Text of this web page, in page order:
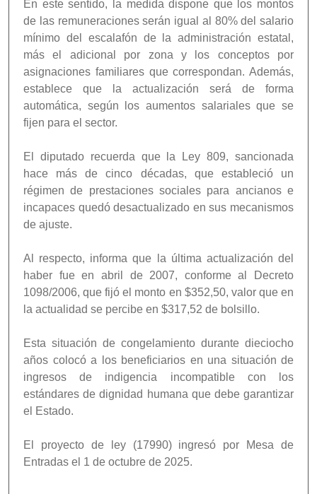
En este sentido, la medida dispone que los montos
de las remuneraciones serán igual al 80% del salario
mínimo del escalafón de la administración estatal,
más el adicional por zona y los conceptos por
asignaciones familiares que correspondan. Además,
establece que la actualización será de forma
automática, según los aumentos salariales que se
fijen para el sector.
El diputado recuerda que la Ley 809, sancionada
hace más de cinco décadas, que estableció un
régimen de prestaciones sociales para ancianos e
incapaces quedó desactualizado en sus mecanismos
de ajuste.
Al respecto, informa que la última actualización del
haber fue en abril de 2007, conforme al Decreto
1098/2006, que fijó el monto en $352,50, valor que en
la actualidad se percibe en $317,52 de bolsillo.
Esta situación de congelamiento durante dieciocho
años colocó a los beneficiarios en una situación de
ingresos de indigencia incompatible con los
estándares de dignidad humana que debe garantizar
el Estado.
El proyecto de ley (17990) ingresó por Mesa de
Entradas el 1 de octubre de 2025.